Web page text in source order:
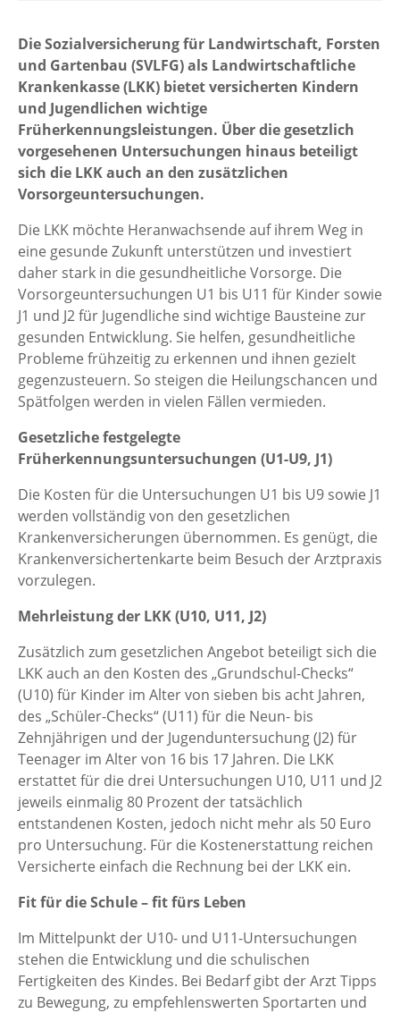
Die Sozialversicherung für Landwirtschaft, Forsten
und Gartenbau (SVLFG) als Landwirtschaftliche
Krankenkasse (LKK) bietet versicherten Kindern
und Jugendlichen wichtige
Früherkennungsleistungen. Über die gesetzlich
vorgesehenen Untersuchungen hinaus beteiligt
sich die LKK auch an den zusätzlichen
Vorsorgeuntersuchungen.
Die LKK möchte Heranwachsende auf ihrem Weg in
eine gesunde Zukunft unterstützen und investiert
daher stark in die gesundheitliche Vorsorge. Die
Vorsorgeuntersuchungen U1 bis U11 für Kinder sowie
J1 und J2 für Jugendliche sind wichtige Bausteine zur
gesunden Entwicklung. Sie helfen, gesundheitliche
Probleme frühzeitig zu erkennen und ihnen gezielt
gegenzusteuern. So steigen die Heilungschancen und
Spätfolgen werden in vielen Fällen vermieden.
Gesetzliche festgelegte
Früherkennungsuntersuchungen (U1-U9, J1)
Die Kosten für die Untersuchungen U1 bis U9 sowie J1
werden vollständig von den gesetzlichen
Krankenversicherungen übernommen. Es genügt, die
Krankenversichertenkarte beim Besuch der Arztpraxis
vorzulegen.
Mehrleistung der LKK (U10, U11, J2)
Zusätzlich zum gesetzlichen Angebot beteiligt sich die
LKK auch an den Kosten des „Grundschul-Checks“
(U10) für Kinder im Alter von sieben bis acht Jahren,
des „Schüler-Checks“ (U11) für die Neun- bis
Zehnjährigen und der Jugenduntersuchung (J2) für
Teenager im Alter von 16 bis 17 Jahren. Die LKK
erstattet für die drei Untersuchungen U10, U11 und J2
jeweils einmalig 80 Prozent der tatsächlich
entstandenen Kosten, jedoch nicht mehr als 50 Euro
pro Untersuchung. Für die Kostenerstattung reichen
Versicherte einfach die Rechnung bei der LKK ein.
Fit für die Schule – fit fürs Leben
Im Mittelpunkt der U10- und U11-Untersuchungen
stehen die Entwicklung und die schulischen
Fertigkeiten des Kindes. Bei Bedarf gibt der Arzt Tipps
zu Bewegung, zu empfehlenswerten Sportarten und